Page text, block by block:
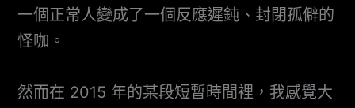
一個正常人變成了一個反應遲鈍、封閉孤僻的
怪咖。
然而在 2015 年的某段短暫時間裡，我感覺大